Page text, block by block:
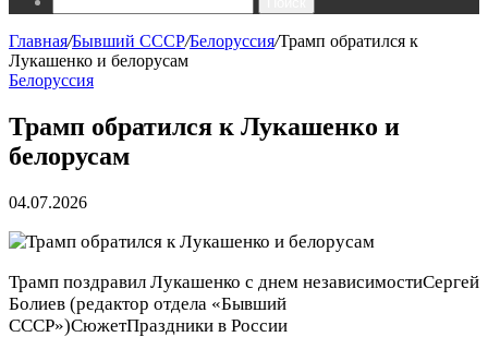
Главная/Бывший СССР/Белоруссия/Трамп обратился к
Лукашенко и белорусам
Белоруссия
Трамп обратился к Лукашенко и
белорусам
04.07.2026
Трамп поздравил Лукашенко с днем независимостиСергей
Болиев (редактор отдела «Бывший
СССР»)СюжетПраздники в России